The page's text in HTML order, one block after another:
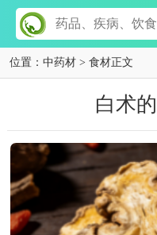
位置： 中药材 > 食材正文
白术